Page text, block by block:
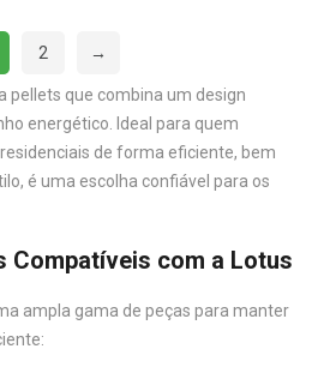
2 →
pellets que combina um design
energético. Ideal para quem
de forma eficiente, bem
é uma escolha confiável para os
Compatíveis com a Lotus
ampla gama de peças para manter